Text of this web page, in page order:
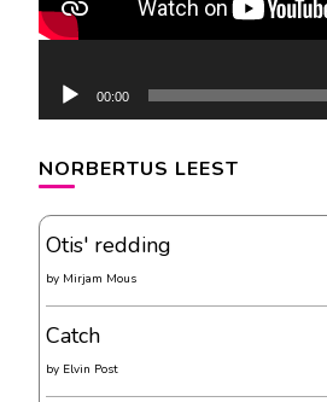
00:00
NORBERTUS LEEST
Otis' redding
by Mirjam Mous
Catch
by Elvin Post